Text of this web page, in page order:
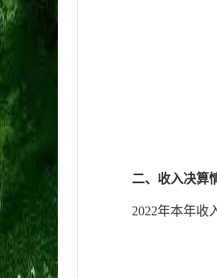
二、 收入决算
2022年本年收